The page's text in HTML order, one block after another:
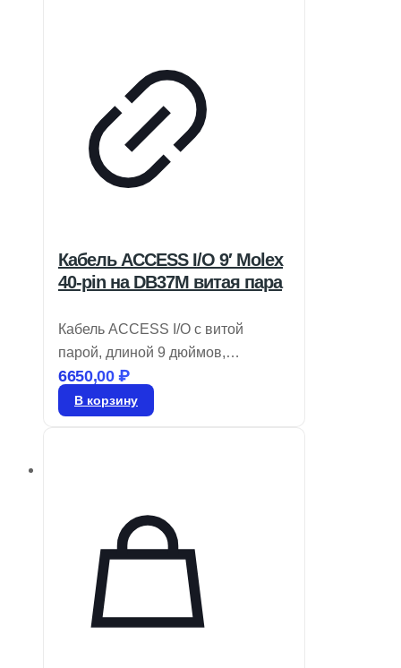
Кабель ACCESS I/O 9′ Molex
40-pin на DB37M витая пара
Кабель ACCESS I/O с витой
парой, длиной 9 дюймов,
переходник Molex 40-pin на
DB37M. Артикул: CAB-M.2-ADIO.
6650,00₽
В корзину